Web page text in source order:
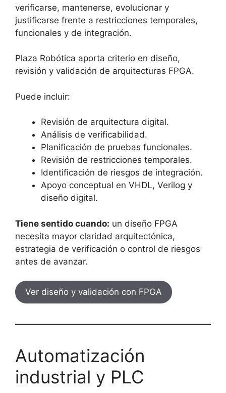
verificarse, mantenerse, evolucionar y
justificarse frente a restricciones temporales,
funcionales y de integración.
Plaza Robótica aporta criterio en diseño,
revisión y validación de arquitecturas FPGA.
Puede incluir:
Revisión de arquitectura digital.
Análisis de verificabilidad.
Planificación de pruebas funcionales.
Revisión de restricciones temporales.
Identificación de riesgos de integración.
Apoyo conceptual en VHDL, Verilog y
diseño digital.
Tiene sentido cuando: un diseño FPGA
necesita mayor claridad arquitectónica,
estrategia de verificación o control de riesgos
antes de avanzar.
Ver diseño y validación con FPGA
Automatización
industrial y PLC